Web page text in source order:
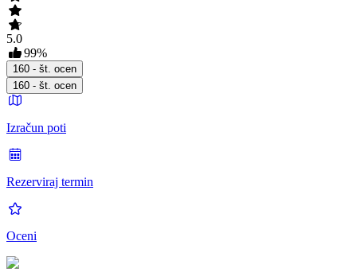
5.0
99%
160 - št. ocen
160 - št. ocen
Izračun poti
Rezerviraj termin
Oceni